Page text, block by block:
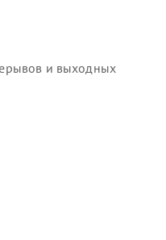
и выходных